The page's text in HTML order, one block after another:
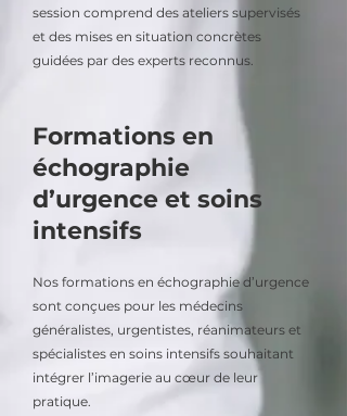
session comprend des ateliers supervisés
et des mises en situation concrètes
guidées par des experts reconnus.
Formations en
échographie
d’urgence et soins
intensifs
Nos formations en échographie d’urgence
sont conçues pour les médecins
généralistes, urgentistes, réanimateurs et
spécialistes en soins intensifs souhaitant
intégrer l’imagerie au cœur de leur
pratique.